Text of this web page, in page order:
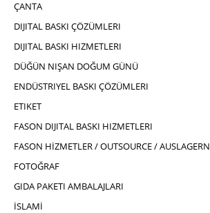
ÇANTA
DIJITAL BASKI ÇÖZÜMLERI
DIJITAL BASKI HIZMETLERI
DÜĞÜN NIŞAN DOĞUM GÜNÜ
ENDÜSTRIYEL BASKI ÇÖZÜMLERI
ETIKET
FASON DIJITAL BASKI HIZMETLERI
FASON HİZMETLER / OUTSOURCE / AUSLAGERN
FOTOĞRAF
GIDA PAKETI AMBALAJLARI
İSLAMİ